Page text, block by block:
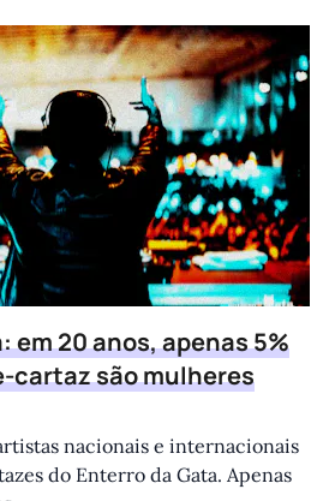
em 20 anos, apenas 5%
cartaz são mulheres
nacionais e internacionais